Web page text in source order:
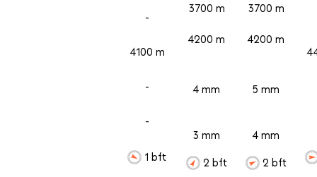
-
4100 m
-
-
1 bft
3700 m
4200 m
4 mm
3 mm
2 bft
3700 m
4200 m
5 mm
4 mm
2 bft